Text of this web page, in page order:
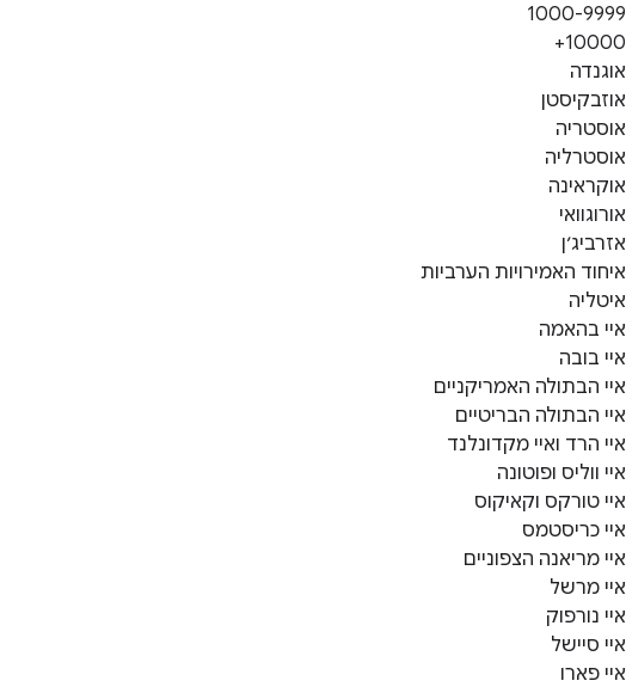
1000-9999
10000+
אוגנדה
אוזבקיסטן
אוסטריה
אוסטרליה
אוקראינה
אורוגוואי
אזרביג׳ן
איחוד האמירויות הערביות
איטליה
איי בהאמה
איי בובה
איי הבתולה האמריקניים
איי הבתולה הבריטיים
איי הרד ואיי מקדונלנד
איי ווליס ופוטונה
איי טורקס וקאיקוס
איי כריסטמס
איי מריאנה הצפוניים
איי מרשל
איי נורפוק
איי סיישל
איי פארו